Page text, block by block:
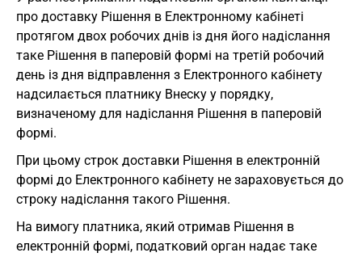
про доставку Рішення в Електронному кабінеті
протягом двох робочих днів із дня його надіслання
таке Рішення в паперовій формі на третій робочий
день із дня відправлення з Електронного кабінету
надсилається платнику Внеску у порядку,
визначеному для надіслання Рішення в паперовій
формі.
При цьому строк доставки Рішення в електронній
формі до Електронного кабінету не зараховується до
строку надіслання такого Рішення.
На вимогу платника, який отримав Рішення в
електронній формі, податковий орган надає таке